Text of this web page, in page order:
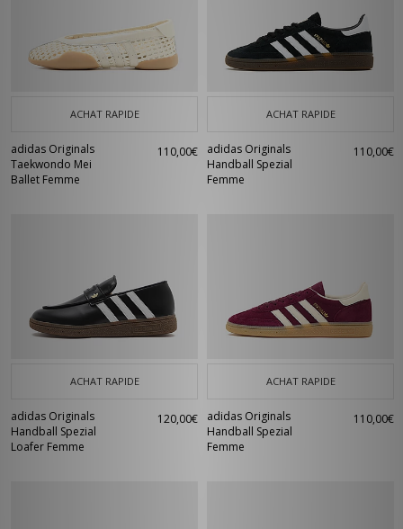
ACHAT RAPIDE
adidas Originals
Taekwondo Mei
Ballet Femme
110,00€
ACHAT RAPIDE
adidas Originals
Handball Spezial
Femme
110,00€
ACHAT RAPIDE
adidas Originals
Handball Spezial
Loafer Femme
120,00€
ACHAT RAPIDE
adidas Originals
Handball Spezial
Femme
110,00€